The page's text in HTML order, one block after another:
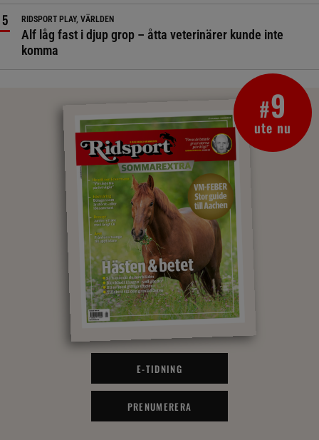
RIDSPORT PLAY, VÄRLDEN
Alf låg fast i djup grop – åtta veterinärer kunde inte
komma
#9
ute nu
E-TIDNING
PRENUMERERA